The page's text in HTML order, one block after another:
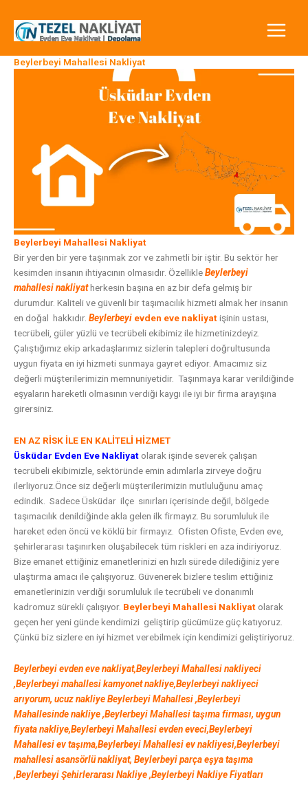
atla
Beylerbeyi Mahallesi Nakliyat
Beylerbeyi Mahallesi Nakliyat
Bir yerden bir yere taşınmak zor ve zahmetli bir iştir. Bu sektör her
kesimden insanın ihtiyacının olmasıdır. ÖzellikleBeylerbeyi
mahallesinakliyatherkesin başına en az bir defa gelmiş bir
durumdur. Kaliteli ve güvenli bir taşımacılık hizmeti almak her insanın
en doğal hakkıdır. Beylerbeyi evden eve nakliyatişinin ustası,
tecrübeli, güler yüzlü ve tecrübeli ekibimiz ile hizmetinizdeyiz.
Çalıştığımız ekip arkadaşlarımız sizlerin talepleri doğrultusunda
uygun fiyata en iyi hizmeti sunmaya gayret ediyor. Amacımız siz
değerli müşterilerimizin memnuniyetidir. Taşınmaya karar verildiğinde
eşyaların hareketli olmasının verdiği kaygı ile iyi bir firma arayışına
girersiniz.
EN AZ RİSK İLE EN KALİTELİ HİZMET
Üsküdar Evden Eve Nakliyatolarak işinde severek çalışan
tecrübeli ekibimizle, sektöründe emin adımlarla zirveye doğru
ilerliyoruz.Önce siz değerli müşterilerimizin mutluluğunu amaç
edindik. Sadece Üsküdar ilçe sınırları içerisinde değil, bölgede
taşımacılık denildiğinde akla gelen ilk firmayız. Bu sorumluluk ile
hareket eden öncü ve köklü bir firmayız. Ofisten Ofiste, Evden eve,
şehirlerarası taşınırken oluşabilecek tüm riskleri en aza indiriyoruz.
Bize emanet ettiğiniz emanetlerinizi en hızlı sürede dilediğiniz yere
ulaştırma amacı ile çalışıyoruz. Güvenerek bizlere teslim ettiğiniz
emanetlerinizin verdiği sorumluluk ile tecrübeli ve donanımlı
kadromuz sürekli çalışıyor. Beylerbeyi Mahallesi Nakliyatolarak
geçen her yeni günde kendimizi geliştirip gücümüze güç katıyoruz.
Çünkü biz sizlere en iyi hizmet verebilmek için kendimizi geliştiriyoruz.
Beylerbeyi evden eve nakliyat,Beylerbeyi Mahallesi nakliyeci
,Beylerbeyi mahallesi kamyonet nakliye,Beylerbeyi nakliyeci
arıyorum, ucuz nakliye Beylerbeyi Mahallesi ,Beylerbeyi
Mahallesinde nakliye ,Beylerbeyi Mahallesitaşıma firması, uygun
fiyata nakliye,Beylerbeyi Mahallesi evden eveci,Beylerbeyi
Mahallesi ev taşıma,Beylerbeyi Mahallesi ev nakliyesi,Beylerbeyi
mahallesi asansörlü nakliyat, Beylerbeyi parça eşya taşıma
,BeylerbeyiŞehirlerarası Nakliye ,Beylerbeyi Nakliye Fiyatları